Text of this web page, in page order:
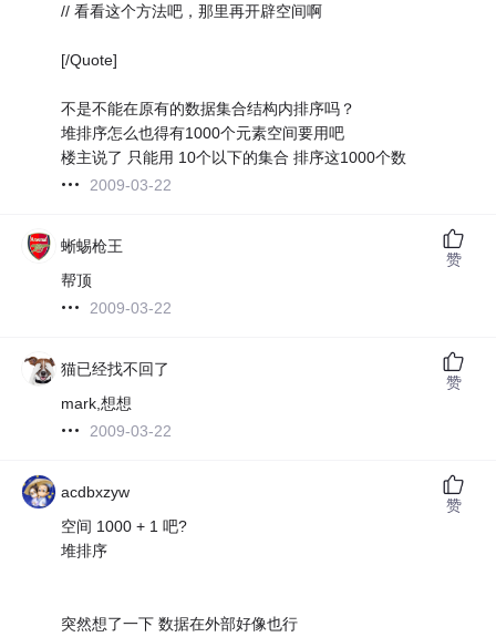
// 看看这个方法吧，那里再开辟空间啊
[/Quote]
不是不能在原有的数据集合结构内排序吗？
堆排序怎么也得有1000个元素空间要用吧
楼主说了 只能用 10个以下的集合 排序这1000个数
2009-03-22
蜥蜴枪王
帮顶
2009-03-22
赞
猫已经找不回了
mark,想想
2009-03-22
赞
acdbxzyw
空间 1000 + 1 吧?
堆排序
突然想了一下 数据在外部好像也行
赞